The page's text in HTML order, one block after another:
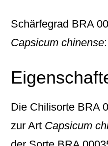
Schärfegrad BRA
Capsicum chinense
Die Chilisorte BRA
zur Art Capsicum